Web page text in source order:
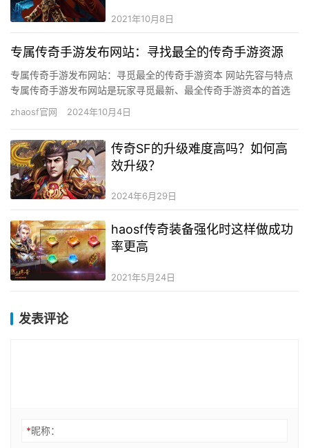
2021年10月8日
专属传奇手游发布网站：寻找最全的传奇手游资源
专属传奇手游发布网站：寻觅最全的传奇手游资本 网站先容与特点
专属传奇手游发布网站是玩家寻觅最新、最全传奇手游资本的首选
平台。在这里，你可以找到各类类型的传奇手游，包罗经典的1.7…
zhaosf官网 2024年10月4日
传奇SF的升级难度高吗？如何高
效升级？
2024年6月29日
haosf传奇装备强化时这样做成功
率更高
2021年5月24日
发表评论
*昵称：